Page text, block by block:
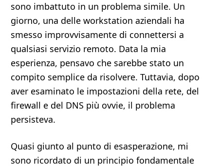
sono imbattuto in un problema simile. Un
giorno, una delle workstation aziendali ha
smesso improvvisamente di connettersi a
qualsiasi servizio remoto. Data la mia
esperienza, pensavo che sarebbe stato un
compito semplice da risolvere. Tuttavia, dopo
aver esaminato le impostazioni della rete, del
firewall e del DNS più ovvie, il problema
persisteva.
Quasi giunto al punto di esasperazione, mi
sono ricordato di un principio fondamentale